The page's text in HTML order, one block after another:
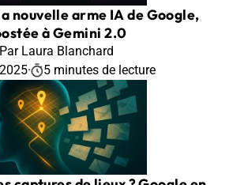
nouvelle arme IA de Google,
à Gemini 2.0
Par Laura Blanchard
· 5 minutes de lecture